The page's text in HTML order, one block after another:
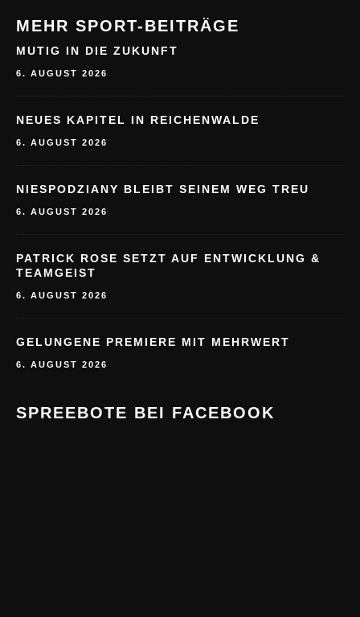
MEHR SPORT-BEITRÄGE
MUTIG IN DIE ZUKUNFT
6. AUGUST 2026
NEUES KAPITEL IN REICHENWALDE
6. AUGUST 2026
NIESPODZIANY BLEIBT SEINEM WEG TREU
6. AUGUST 2026
PATRICK ROSE SETZT AUF ENTWICKLUNG &
TEAMGEIST
6. AUGUST 2026
GELUNGENE PREMIERE MIT MEHRWERT
6. AUGUST 2026
SPREEBOTE BEI FACEBOOK